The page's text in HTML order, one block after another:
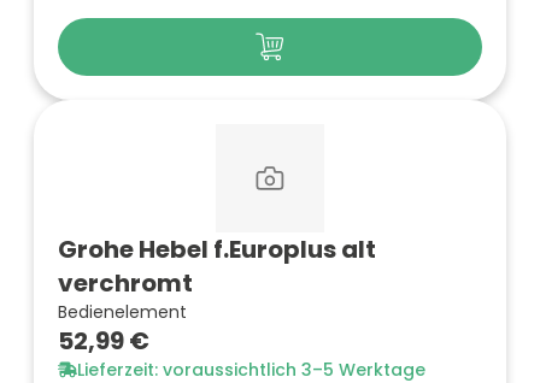
Grohe Hebel f.Europlus alt
verchromt
Bedienelement
52,99 €
Lieferzeit: voraussichtlich 3–5 Werktage